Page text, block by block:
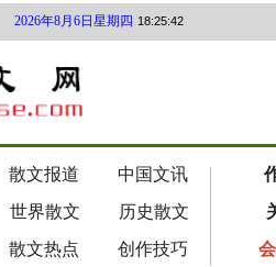
散文报道 中国文讯
世界散文 历史散文
散文热点 创作技巧
2026年8月6日星期四 18:25:43